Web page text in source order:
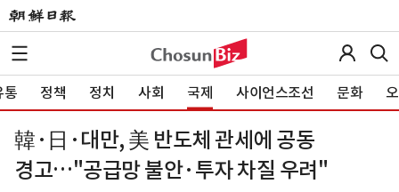
통 정책 정치 사회 국제 사이언스조선 문화
韓·日·대만, 美 반도체 관세에 공동
경고…"공급망 불안·투자 차질 우려"